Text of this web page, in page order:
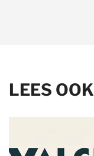
LEES OOK